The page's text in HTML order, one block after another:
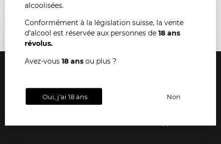
alcoolisées.
Conformément à la législation suisse, la vente
d'alcool est réservée aux personnes de 18 ans
révolus.
Avez-vous 18 ans ou plus ?
Oui, j'ai 18 ans Non